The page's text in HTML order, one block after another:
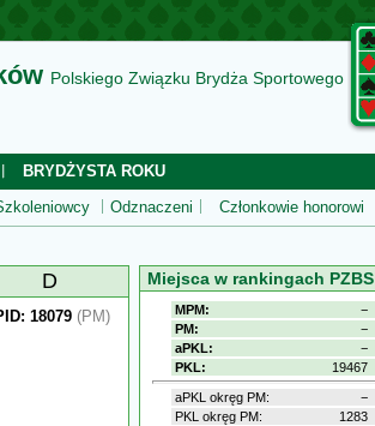
Polskiego Związku Brydża Sportowego
BRYDŻYSTA ROKU
Odznaczeni Członkowie honorowi
D
18079 (PM)
Miejsca w rankingach PZBS
MPM:
−
PM:
−
aPKL:
−
PKL:
19467
aPKL okręg PM:
−
PKL okręg PM:
1283